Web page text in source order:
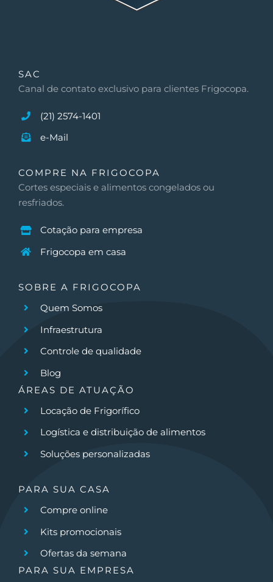
SAC
Canal de contato exclusivo para clientes Frigocopa.
(21) 2574-1401
e-Mail
COMPRE NA FRIGOCOPA
Cortes especiais e alimentos congelados ou
resfriados.
Cotação para empresa
Frigocopa em casa
SOBRE A FRIGOCOPA
Quem Somos
Infraestrutura
Controle de qualidade
Blog
ÁREAS DE ATUAÇÃO
Locação de Frigorífico
Logística e distribuição de alimentos
Soluções personalizadas
PARA SUA CASA
Compre online
Kits promocionais
Ofertas da semana
PARA SUA EMPRESA